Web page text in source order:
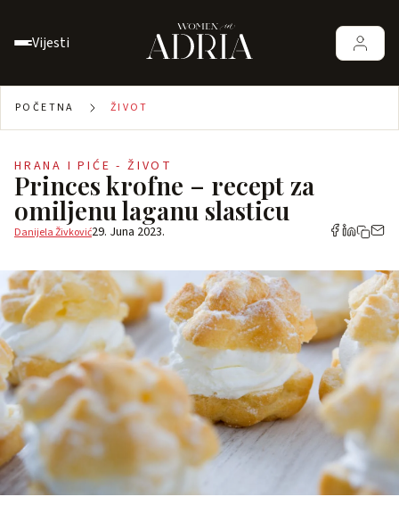
Vijesti
POČETNA ŽIVOT
HRANA I PIĆE - ŽIVOT
Princes krofne – recept za
omiljenu laganu slasticu
Danijela Živković29. Juna 2023.